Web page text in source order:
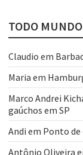
TODO
Claudio em
Maria em
Marco Andrei
gaúchos em SP
Andi em Ponto de
Antônio Oliveira